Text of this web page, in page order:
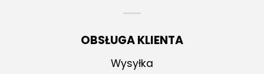
OBSŁUGA KLIENTA
Wysyłka